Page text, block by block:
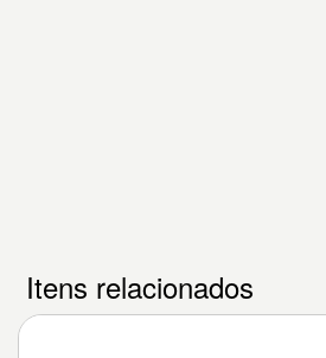
Itens relacionados